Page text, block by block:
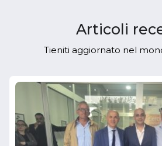
Articoli
Tieniti aggiornato nel